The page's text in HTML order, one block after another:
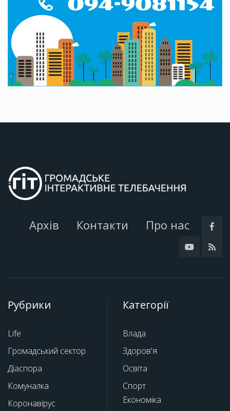
Архів Контакти Про нас
Рубрики
Life
Громадський сектор
Діаспора
Комуналка
Коронавірус
Категорії
Влада
Здоров'я
Освіта
Спорт
Економіка